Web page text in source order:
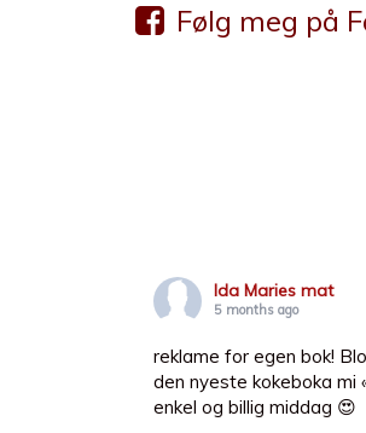
Følg meg på
Ida Maries mat
5 months ago
reklame for egen bok!
den nyeste kokeboka mi
enkel og billig middag 😍